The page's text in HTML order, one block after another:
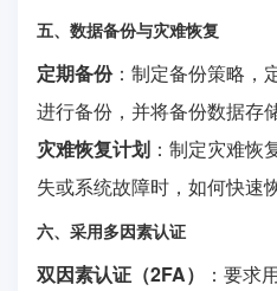
五、数据备份与灾难恢复
定期备份：制定备份策略，
进行备份，并将备份数据存
灾难恢复计划 ：制定灾难恢
失或系统故障时，如何快速
六、采用多因素认证
双因素认证（2FA）
：要求